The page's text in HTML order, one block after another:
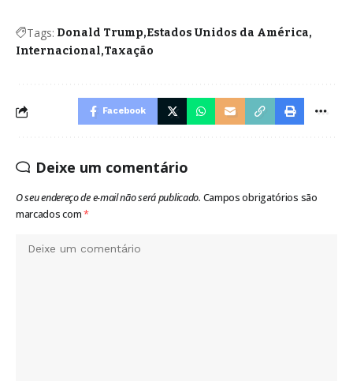
Tags: Donald Trump Estados Unidos da América
Internacional Taxação
Facebook
Deixe um comentário
O seu endereço de e-mail não será publicado. Campos obrigatórios são
marcados com*